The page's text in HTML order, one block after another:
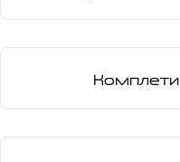
Комплети